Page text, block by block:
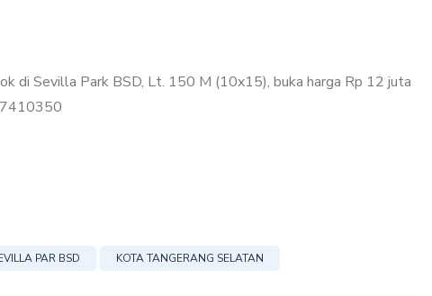
di Sevilla Park BSD, Lt. 150 M (10x15), buka harga Rp 12 juta
PAR BSD KOTA TANGERANG SELATAN